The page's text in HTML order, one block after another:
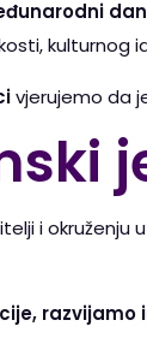
kulturnog
vjerujemo da
i